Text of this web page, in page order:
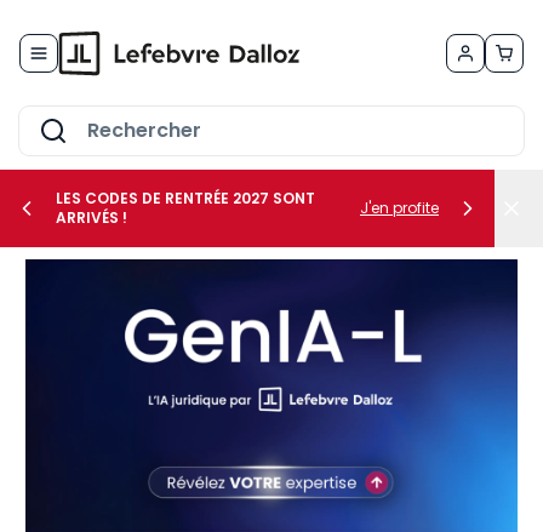
le sous-menu Vos besoins
LES CODES DE RENTRÉE 2027 SONT
ARRIVÉS !
J'en profite